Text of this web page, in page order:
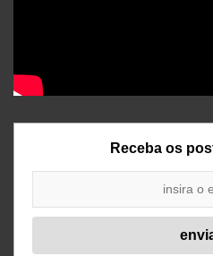
Receba os